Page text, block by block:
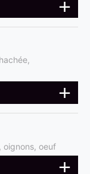
oignons, oeuf